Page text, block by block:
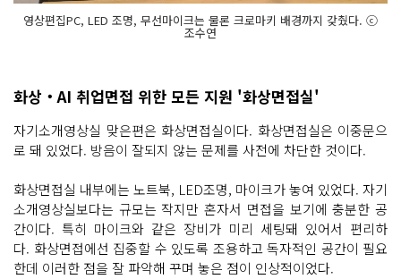
영상편집PC, LED 조명, 무선마이크는 물론 크로마키 배경까지 갖췄다. ⓒ
조수연
화상‧AI 취업면접 위한 모든 지원 '화상면접실'
자기소개영상실 맞은편은 화상면접실이다. 화상면접실은 이중문으
로 돼 있었다. 방음이 잘되지 않는 문제를 사전에 차단한 것이다.
화상면접실 내부에는 노트북, LED조명, 마이크가 놓여 있었다. 자기
소개영상실보다는 규모는 작지만 혼자서 면접을 보기에 충분한 공
간이다. 특히 마이크와 같은 장비가 미리 세팅돼 있어서 편리하
다. 화상면접에선 집중할 수 있도록 조용하고 독자적인 공간이 필요
한데 이러한 점을 잘 파악해 꾸며 놓은 점이 인상적이었다.